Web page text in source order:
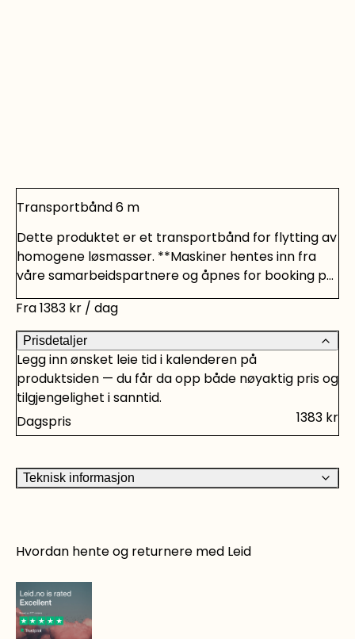
Transportbånd 6 m
Dette produktet er et transportbånd for flytting av
homogene løsmasser. **Maskiner hentes inn fra
våre samarbeidspartnere og åpnes for booking på
forespørsel. Leiedøgnet strekker seg derfor fra
08.00 - 07.00. Trenger du andre verktøy for å ta
vare på hus og hjem, har vi verktøyutleie med alt du
trenger. Bare sjekk vårt utvalg.
Fra1383 kr / dag
Prisdetaljer
Legg inn ønsket leie tid i kalenderen på
produktsiden — du får da opp både nøyaktig pris og
tilgjengelighet i sanntid.
Dagspris
1383 kr
Teknisk informasjon
Hvordan hente og returnere med Leid